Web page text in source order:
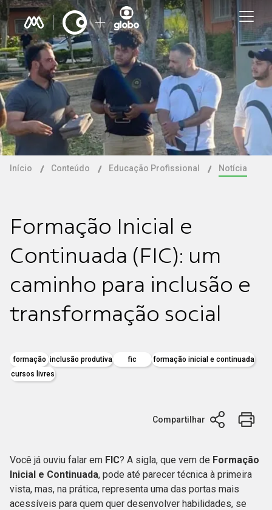
Início Conteúdo Educação Profissional Notícia
Formação Inicial e
Continuada (FIC): um
caminho para inclusão e
transformação social
formação inclusão produtiva fic
formação inicial e continuada
cursos livres
Compartilhar
Você já ouviu falar em FIC? A sigla, que vem de Formação
Inicial e Continuada, pode até parecer técnica à primeira
vista, mas, na prática, representa uma das portas mais
acessíveis para quem quer desenvolver habilidades, se